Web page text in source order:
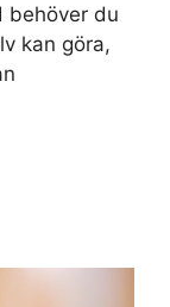
behöver du
kan göra,